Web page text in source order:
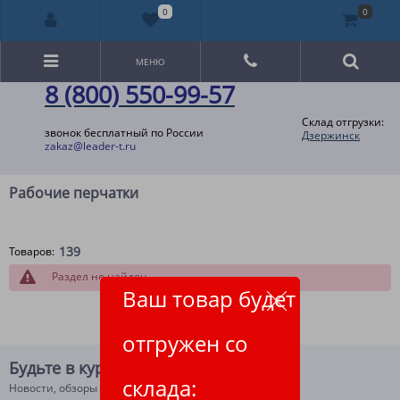
8 (800) 550-99-57
звонок бесплатный по России
zakaz@leader-t.ru
Склад отгрузки:
Дзержинск
Ваш товар будет
отгружен со
склада:
МЕНЮ
Рабочие перчатки
Товаров: 139
Раздел не найден
Будьте в курсе!
Новости, обзоры и акции
0 0